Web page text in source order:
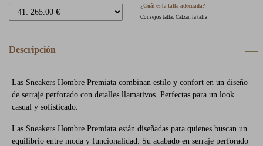
¿Cuál es la talla adecuada?
Consejos talla: Calzan la talla
Descripción
Las Sneakers Hombre Premiata combinan estilo y confort en un diseño
de serraje perforado con detalles llamativos. Perfectas para un look
casual y sofisticado.
Las Sneakers Hombre Premiata están diseñadas para quienes buscan un
equilibrio entre moda y funcionalidad. Su acabado en serraje perforado